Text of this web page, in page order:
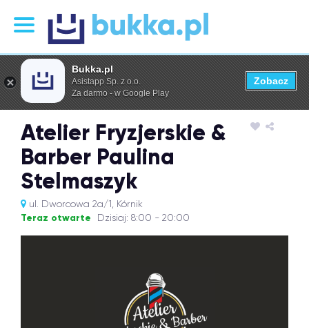
Atelier Fryzjerskie &
Barber Paulina
Stelmaszyk
ul. Dworcowa 2a/1, Kórnik
Teraz otwarte Dzisiaj: 8:00 - 20:00
Bukka.pl
Asistapp Sp. z o.o.
Za darmo - w Google Play
Zobacz